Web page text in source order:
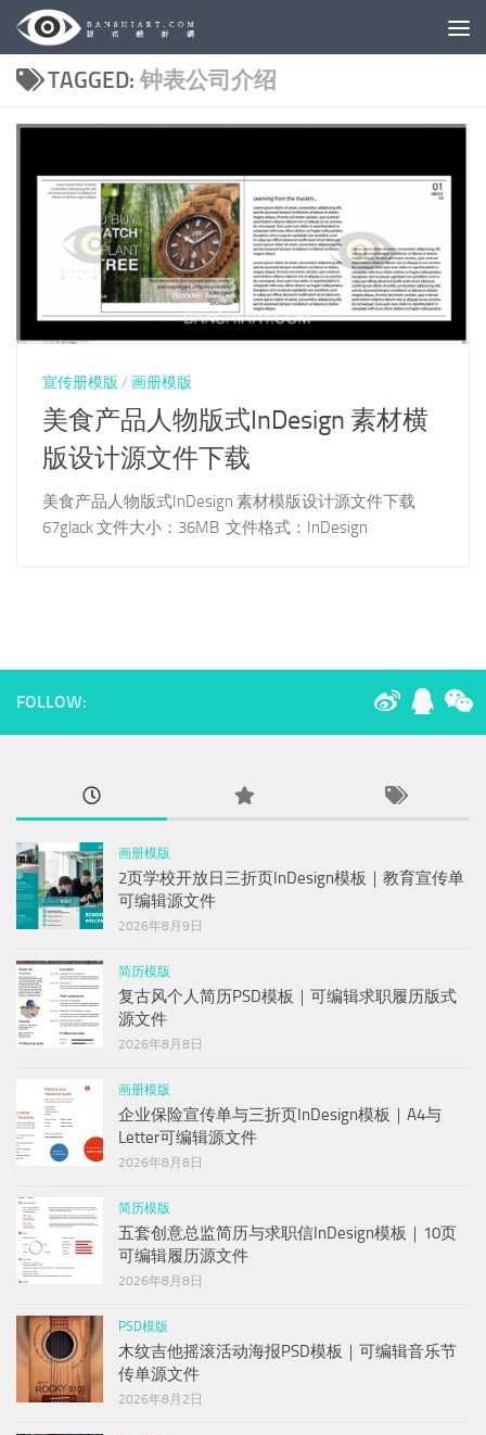
Skip to content
TAGGED: 钟表公司介绍
宣传册模版 / 画册模版
美食产品人物版式InDesign 素材横
版设计源文件下载
美食产品人物版式InDesign 素材模版设计源文件下载
67glack 文件大小：36MB 文件格式：InDesign
FOLLOW:
画册模版
2页学校开放日三折页InDesign模板｜教育宣传单
可编辑源文件
2026年8月9日
简历模版
复古风个人简历PSD模板｜可编辑求职履历版式
源文件
2026年8月8日
画册模版
企业保险宣传单与三折页InDesign模板｜A4与
Letter可编辑源文件
2026年8月8日
简历模版
五套创意总监简历与求职信InDesign模板｜10页
可编辑履历源文件
2026年8月8日
PSD模版
木纹吉他摇滚活动海报PSD模板｜可编辑音乐节
传单源文件
2026年8月2日